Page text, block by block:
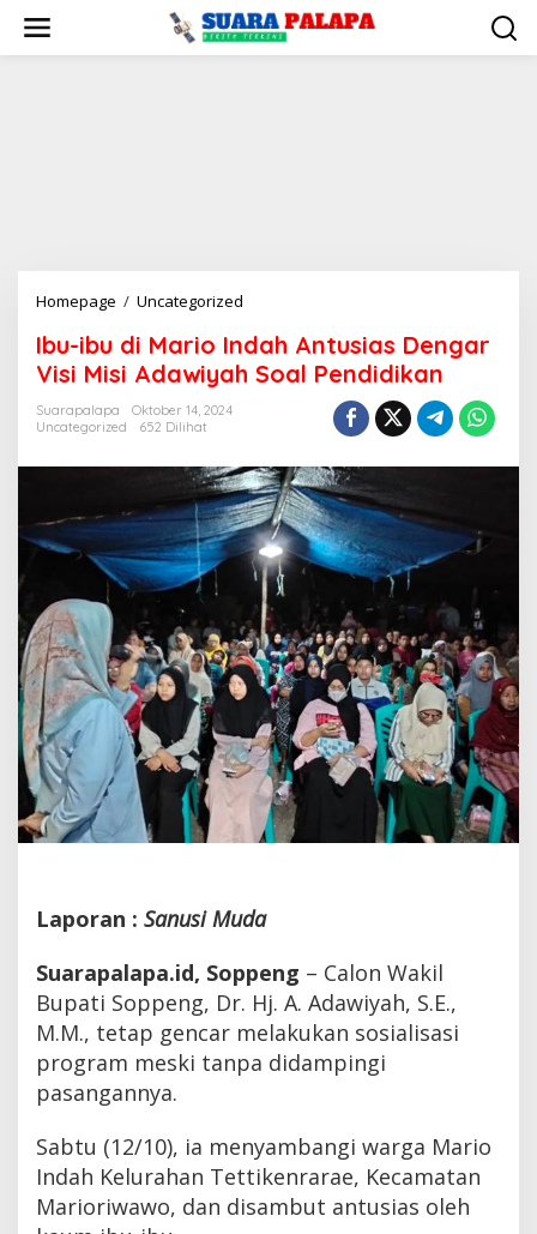
konten
Homepage / Uncategorized
di
Mario
Visi
Misi
Adawiyah
Soal
Pendidikan
Ibu-ibu di Mario Indah Antusias Dengar
Visi Misi Adawiyah Soal Pendidikan
Suarapalapa
Oktober 14, 2024
Uncategorized
652 Dilihat
Laporan : Sanusi Muda
Suarapalapa.id, Soppeng – Calon Wakil
Bupati Soppeng, Dr. Hj. A. Adawiyah, S.E.,
M.M., tetap gencar melakukan sosialisasi
program meski tanpa didampingi
pasangannya.
Sabtu (12/10), ia menyambangi warga Mario
Indah Kelurahan Tettikenrarae, Kecamatan
Marioriwawo, dan disambut antusias oleh